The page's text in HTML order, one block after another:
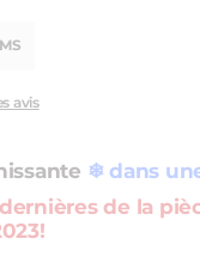
avis
❄ dans
de la